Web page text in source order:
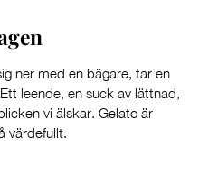
ner med en bägare, tar en
leende, en suck av lättnad,
vi älskar. Gelato är
värdefullt.